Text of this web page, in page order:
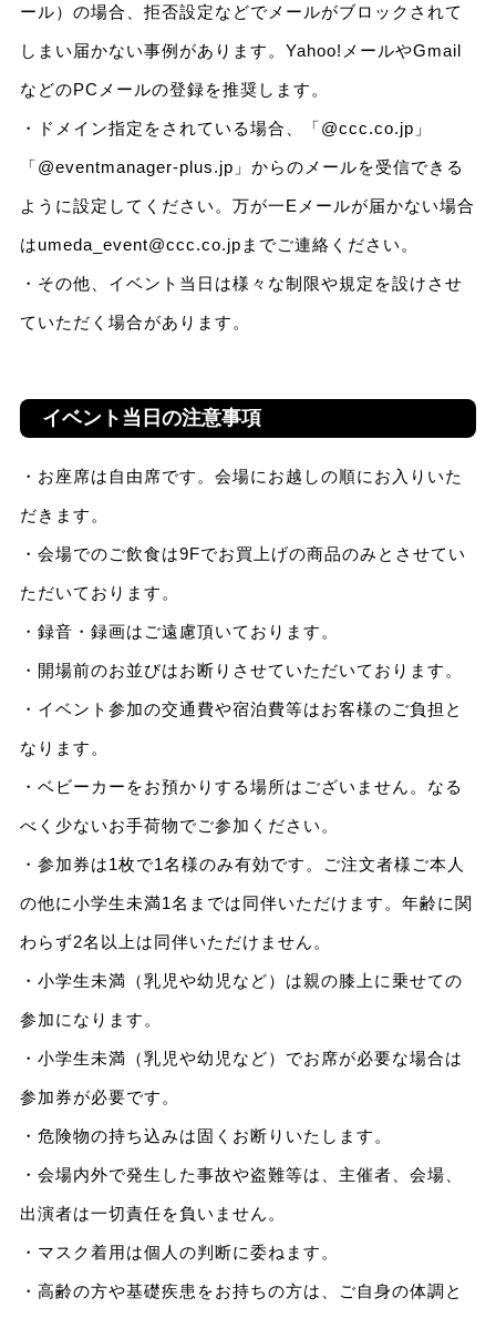
ール）の場合、拒否設定などでメールがブロックされて
しまい届かない事例があります。Yahoo!メールやGmail
などのPCメールの登録を推奨します。
・ドメイン指定をされている場合、「@ccc.co.jp」
「@eventmanager-plus.jp」からのメールを受信できる
ように設定してください。万が一Eメールが届かない場合
はumeda_event@ccc.co.jpまでご連絡ください。
・その他、イベント当日は様々な制限や規定を設けさせ
ていただく場合があります。
イベント当日の注意事項
・お座席は自由席です。会場にお越しの順にお入りいた
だきます。
・会場でのご飲食は9Fでお買上げの商品のみとさせてい
ただいております。
・録音・録画はご遠慮頂いております。
・開場前のお並びはお断りさせていただいております。
・イベント参加の交通費や宿泊費等はお客様のご負担と
なります。
・ベビーカーをお預かりする場所はございません。なる
べく少ないお手荷物でご参加ください。
・参加券は1枚で1名様のみ有効です。ご注文者様ご本人
の他に小学生未満1名までは同伴いただけます。年齢に関
わらず2名以上は同伴いただけません。
・小学生未満（乳児や幼児など）は親の膝上に乗せての
参加になります。
・小学生未満（乳児や幼児など）でお席が必要な場合は
参加券が必要です。
・危険物の持ち込みは固くお断りいたします。
・会場内外で発生した事故や盗難等は、主催者、会場、
出演者は一切責任を負いません。
・マスク着用は個人の判断に委ねます。
・高齢の方や基礎疾患をお持ちの方は、ご自身の体調と